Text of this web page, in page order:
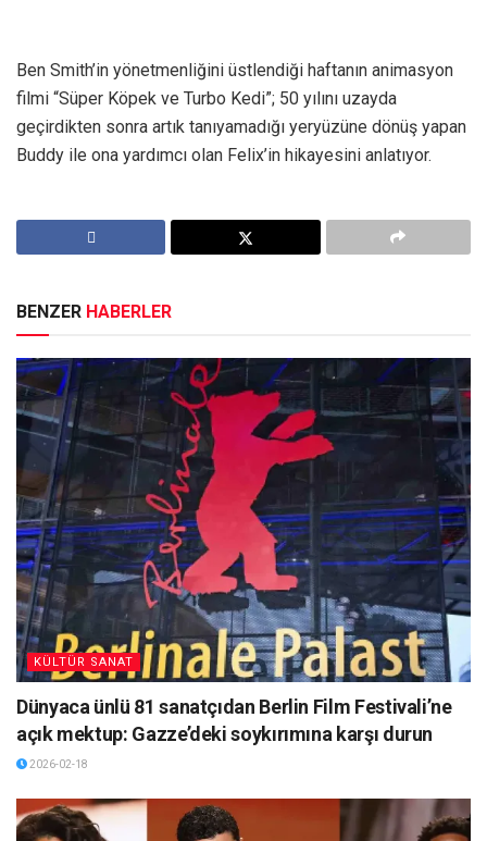
Ben Smith’in yönetmenliğini üstlendiği haftanın animasyon
filmi “Süper Köpek ve Turbo Kedi”; 50 yılını uzayda
geçirdikten sonra artık tanıyamadığı yeryüzüne dönüş yapan
Buddy ile ona yardımcı olan Felix’in hikayesini anlatıyor.
BENZER HABERLER
KÜLTÜR SANAT
Dünyaca ünlü 81 sanatçıdan Berlin Film Festivali’ne
açık mektup: Gazze’deki soykırımına karşı durun
2026-02-18